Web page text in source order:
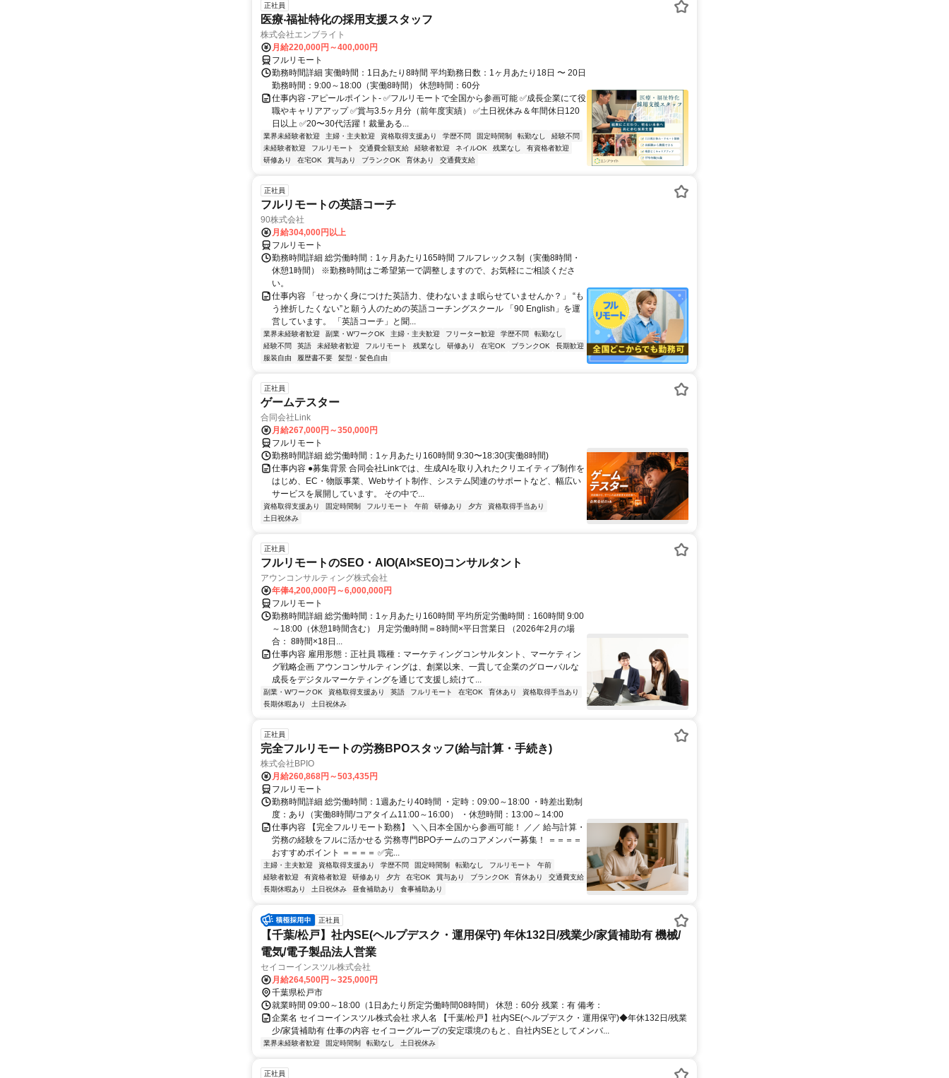
正社員
医療‧福祉特化の採用支援スタッフ
株式会社エンブライト
月給220,000円～400,000円
フルリモート
勤務時間詳細 実働時間：1日あたり8時間 平均勤務日数：1ヶ月あたり18日 〜 20日
勤務時間：9:00～18:00（実働8時間） 休憩時間：60分
仕事内容 -アピールポイント- ✅フルリモートで全国から参画可能 ✅成長企業にて役
職やキャリアアップ ✅賞与3.5ヶ月分（前年度実績） ✅土日祝休み＆年間休日120
日以上 ✅20〜30代活躍！裁量ある...
業界未経験者歓迎 主婦・主夫歓迎 資格取得支援あり 学歴不問 固定時間制 転勤なし
経験不問
未経験者歓迎
フルリモート 交通費全額支給 経験者歓迎 ネイルOK 残業なし
有資格者歓迎
研修あり
在宅OK 賞与あり ブランクOK 育休あり 交通費支給
正社員
フルリモートの英語コーチ
90株式会社
月給304,000円以上
フルリモート
勤務時間詳細 総労働時間：1ヶ月あたり165時間 フルフレックス制（実働8時間・
休憩1時間） ※勤務時間はご希望第一で調整しますので、お気軽にご相談くださ
い。
仕事内容 「せっかく身につけた英語力、使わないまま眠らせていませんか？」 “も
う挫折したくない”と願う人のための英語コーチングスクール 「90 English」を運
営しています。 「英語コーチ」と聞...
業界未経験者歓迎 副業・WワークOK 主婦・主夫歓迎 フリーター歓迎 学歴不問
転勤なし
経験不問
英語 未経験者歓迎 フルリモート 残業なし 研修あり 在宅OK ブランクOK
長期歓迎
服装自由
履歴書不要 髪型・髪色自由
正社員
ゲームテスター
合同会社Link
月給267,000円～350,000円
フルリモート
勤務時間詳細 総労働時間：1ヶ月あたり160時間 9:30〜18:30(実働8時間)
仕事内容 ●募集背景 合同会社Linkでは、生成AIを取り入れたクリエイティブ制作を
はじめ、EC・物販事業、Webサイト制作、システム関連のサポートなど、幅広い
サービスを展開しています。 その中で...
資格取得支援あり 固定時間制 フルリモート 午前 研修あり 夕方
資格取得手当あり
土日祝休み
正社員
フルリモートのSEO・AIO(AI×SEO)コンサルタント
アウンコンサルティング株式会社
年俸4,200,000円～6,000,000円
フルリモート
勤務時間詳細 総労働時間：1ヶ月あたり160時間 平均所定労働時間：160時間 9:00
～18:00（休憩1時間含む） 月定労働時間＝8時間×平日営業日 （2026年2月の場
合： 8時間×18日...
仕事内容 雇用形態：正社員 職種：マーケティングコンサルタント、マーケティン
グ戦略企画 アウンコンサルティングは、創業以来、一貫して企業のグローバルな
成長をデジタルマーケティングを通じて支援し続けて...
副業・WワークOK 資格取得支援あり 英語 フルリモート 在宅OK 育休あり
資格取得手当あり
長期休暇あり
土日祝休み
正社員
完全フルリモートの労務BPOスタッフ(給与計算・手続き)
株式会社BPIO
月給260,868円～503,435円
フルリモート
勤務時間詳細 総労働時間：1週あたり40時間 ・定時：09:00～18:00 ・時差出勤制
度：あり（実働8時間/コアタイム11:00～16:00） ・休憩時間：13:00～14:00
仕事内容 【完全フルリモート勤務】 ＼＼日本全国から参画可能！ ／／ 給与計算・
労務の経験をフルに活かせる 労務専門BPOチームのコアメンバー募集！ ＝＝＝＝
おすすめポイント ＝＝＝＝ ✅完...
主婦・主夫歓迎 資格取得支援あり 学歴不問 固定時間制 転勤なし フルリモート
午前
経験者歓迎
有資格者歓迎 研修あり 夕方 在宅OK 賞与あり ブランクOK 育休あり
交通費支給
長期休暇あり
土日祝休み 昼食補助あり 食事補助あり
正社員
【千葉/松戸】社内SE(ヘルプデスク・運用保守) 年休132日/残業少/家賃補助有 機械/
電気/電子製品法人営業
セイコーインスツル株式会社
月給264,500円～325,000円
千葉県松戸市
就業時間 09:00～18:00（1日あたり所定労働時間08時間） 休憩：60分 残業：有 備考：
企業名 セイコーインスツル株式会社 求人名 【千葉/松戸】社内SE(ヘルプデスク・運用保守)◆年休132日/残業
少/家賃補助有 仕事の内容 セイコーグループの安定環境のもと、自社内SEとしてメンバ...
業界未経験者歓迎 固定時間制 転勤なし 土日祝休み
正社員